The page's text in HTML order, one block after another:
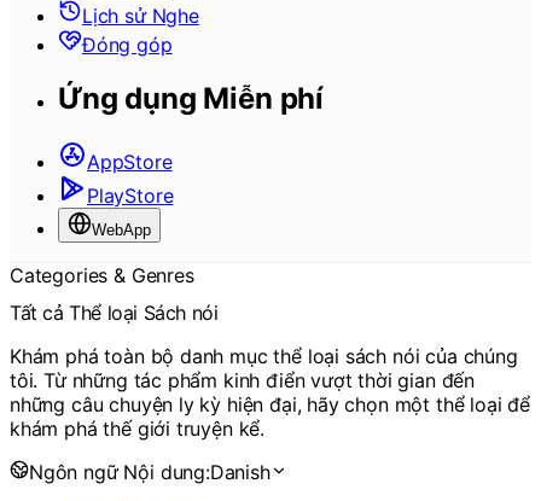
Lịch sử Nghe
Đóng góp
Ứng dụng Miễn phí
AppStore
PlayStore
WebApp
Categories & Genres
Tất cả Thể loại Sách nói
Khám phá toàn bộ danh mục thể loại sách nói của chúng
tôi. Từ những tác phẩm kinh điển vượt thời gian đến
những câu chuyện ly kỳ hiện đại, hãy chọn một thể loại để
khám phá thế giới truyện kể.
Ngôn ngữ Nội dung:Danish